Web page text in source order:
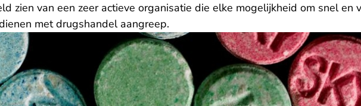
zien van een zeer actieve organisatie die elke mogelijkheid om snel en
met drugshandel aangreep.